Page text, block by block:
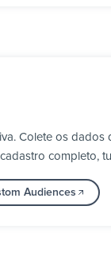
Colete os dados
completo,
Audiences